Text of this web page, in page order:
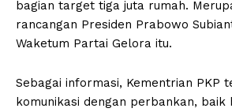
bagian target tiga juta rumah.
rancangan Presiden Prabowo
Waketum Partai Gelora itu.
Sebagai informasi, Kementrian PKP
komunikasi dengan perbankan, baik